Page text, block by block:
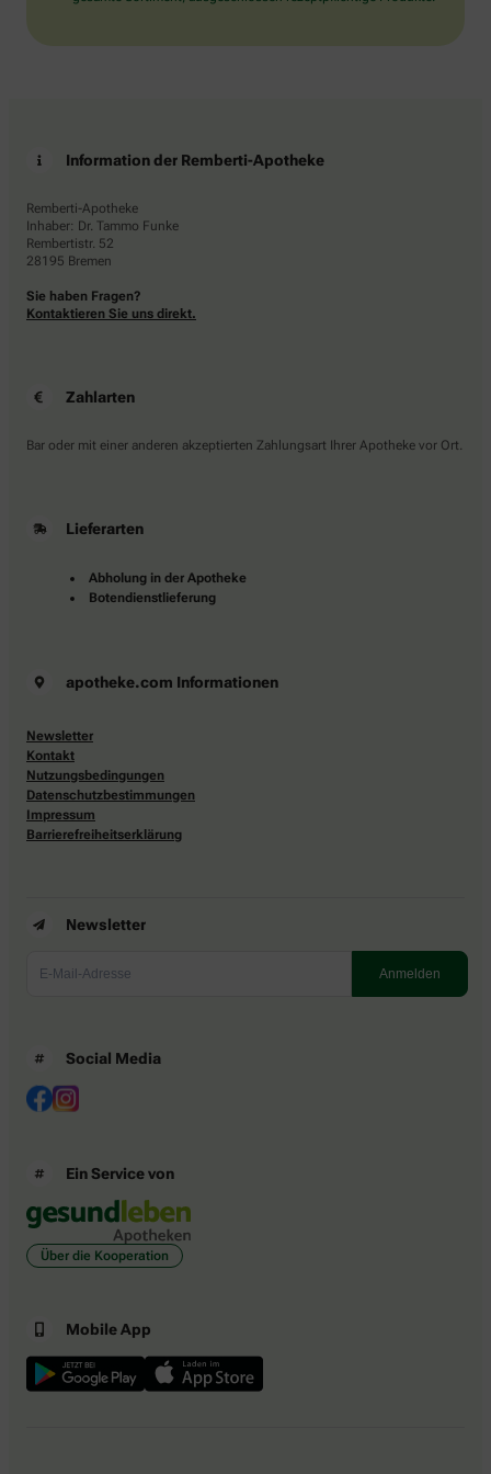
Information der Remberti-Apotheke
Remberti-Apotheke
Inhaber: Dr. Tammo Funke
Rembertistr. 52
28195 Bremen
Sie haben Fragen?
Kontaktieren Sie uns direkt.
Zahlarten
Bar oder mit einer anderen akzeptierten Zahlungsart Ihrer Apotheke vor Ort.
Lieferarten
Abholung in der Apotheke
Botendienstlieferung
apotheke.com Informationen
Newsletter
Kontakt
Nutzungsbedingungen
Datenschutzbestimmungen
Impressum
Barrierefreiheitserklärung
Newsletter
Social Media
Ein Service von
Über die Kooperation
Mobile App